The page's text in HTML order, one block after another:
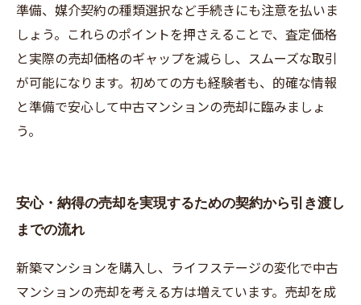
準備、媒介契約の種類選択など手続きにも注意を払いま
しょう。これらのポイントを押さえることで、査定価格
と実際の売却価格のギャップを減らし、スムーズな取引
が可能になります。初めての方も経験者も、的確な情報
と準備で安心して中古マンションの売却に臨みましょ
う。
安心・納得の売却を実現するための契約から引き渡し
までの流れ
新築マンションを購入し、ライフステージの変化で中古
マンションの売却を考える方は増えています。売却を成